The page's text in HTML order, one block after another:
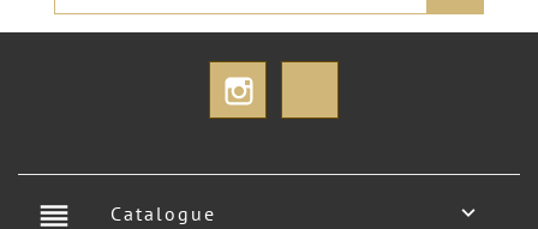
reorder Catalogue 